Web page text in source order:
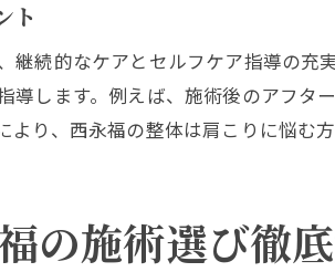
肩こりの原因を知り永福町
永福町整骨院が肩こり改善
肩こり悪化を防ぐ永福町施
肩こりの背景にある生活習慣
永福町整体で肩こり根本改善
ト
継続的なケアとセルフケア指導の
導します。例えば、施術後のアフ
り、西永福の整体は肩こりに悩む
の施術選び徹